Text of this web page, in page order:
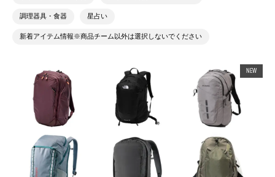
調理器具・食器 星占い
新着アイテム情報※商品チーム以外は選択しないでください
NEW